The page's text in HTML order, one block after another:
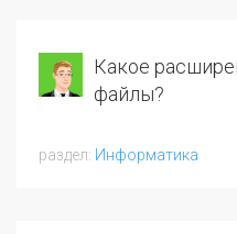
Информатика
Какое
файлы?